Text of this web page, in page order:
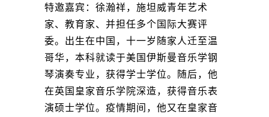
特邀嘉宾：徐瀚祥，施坦威青年艺术
家、教育家、并担任多个国际大赛评
委。出生在中国，十一岁随家人迁至温
哥华，本科就读于美国伊斯曼音乐学钢
琴演奏专业，获得学士学位。随后，他
在英国皇家音乐学院深造，获得音乐表
演硕士学位。疫情期间，他又在皇家音